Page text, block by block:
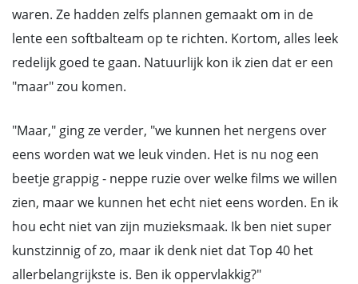
waren. Ze hadden zelfs plannen gemaakt om in de
lente een softbalteam op te richten. Kortom, alles leek
redelijk goed te gaan. Natuurlijk kon ik zien dat er een
"maar" zou komen.
"Maar," ging ze verder, "we kunnen het nergens over
eens worden wat we leuk vinden. Het is nu nog een
beetje grappig - neppe ruzie over welke films we willen
zien, maar we kunnen het echt niet eens worden. En ik
hou echt niet van zijn muzieksmaak. Ik ben niet super
kunstzinnig of zo, maar ik denk niet dat Top 40 het
allerbelangrijkste is. Ben ik oppervlakkig?"